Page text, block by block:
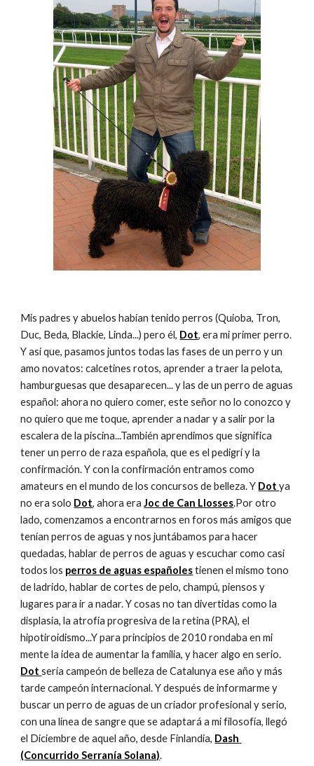
Mis padres y abuelos habían tenido perros (Quioba, Tron,
Duc, Beda, Blackie, Linda...) pero él, Dot, era mi primer perro.
Y así que, pasamos juntos todas las fases de un perro y un
amo novatos: calcetines rotos, aprender a traer la pelota,
hamburguesas que desaparecen... y las de un perro de aguas
español: ahora no quiero comer, este señor no lo conozco y
no quiero que me toque, aprender a nadar y a salir por la
escalera de la piscina...También aprendimos que significa
tener un perro de raza española, que es el pedigrí y la
confirmación. Y con la confirmación entramos como
amateurs en el mundo de los concursos de belleza. Y Dot ya
no era solo Dot, ahora era Joc de Can Llosses.Por otro
lado, comenzamos a encontrarnos en foros más amigos que
tenían perros de aguas y nos juntábamos para hacer
quedadas, hablar de perros de aguas y escuchar como casi
todos los perros de aguas españoles tienen el mismo tono
de ladrido, hablar de cortes de pelo, champú, piensos y
lugares para ir a nadar. Y cosas no tan divertidas como la
displasia, la atrofia progresiva de la retina (PRA), el
hipotiroidismo...Y para principios de 2010 rondaba en mi
Dot sería campeón de belleza de Catalunya ese año y más
tarde campeón internacional. Y después de informarme y
buscar un perro de aguas de un criador profesional y serio,
con una línea de sangre que se adaptará a mi filosofía, llegó
el Diciembre de aquel año, desde Finlandia, Dash
(Concurrido Serranía Solana).